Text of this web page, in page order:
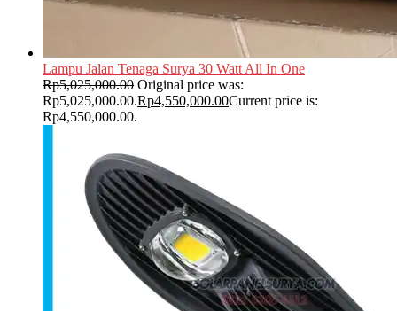
Lampu Jalan Tenaga Surya 30 Watt All In One
Rp5,025,000.00 Original price was:
Rp5,025,000.00.Rp4,550,000.00Current price is:
Rp4,550,000.00.